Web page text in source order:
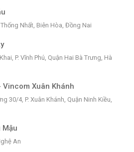
Thống Nhất, Biên Hòa, Đồng Nai
P. Vĩnh Phú, Quận Hai Bà Trưng, Hà
Xuân Khánh
30/4, P. Xuân Khánh, Quận Ninh Kiều,
Mậu
An